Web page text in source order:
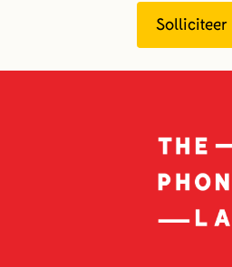
Solliciteer